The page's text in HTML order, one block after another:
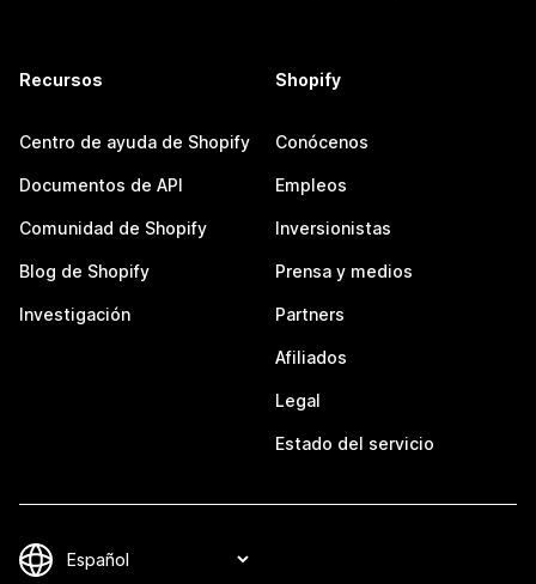
Recursos
Centro de ayuda de Shopify
Documentos de API
Comunidad de Shopify
Blog de Shopify
Investigación
Shopify
Conócenos
Empleos
Inversionistas
Prensa y medios
Partners
Afiliados
Legal
Estado del servicio